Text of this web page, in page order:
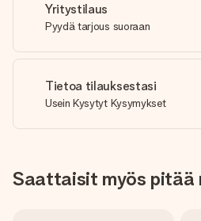
Yritystilaus
Pyydä tarjous suoraan
Tietoa tilauksestasi
Usein Kysytyt Kysymykset
Saattaisit myös pitää